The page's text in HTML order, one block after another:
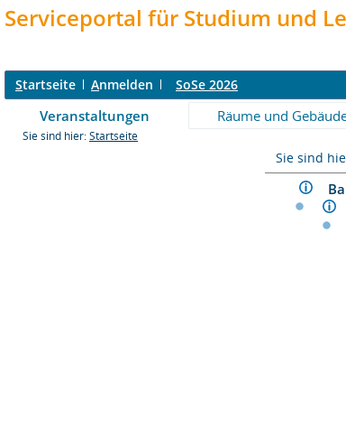
Serviceportal für Studium und
Startseite Anmelden SoSe 2026
Veranstaltungen Räume und
Sie sind hier: Startseite
Sie sind